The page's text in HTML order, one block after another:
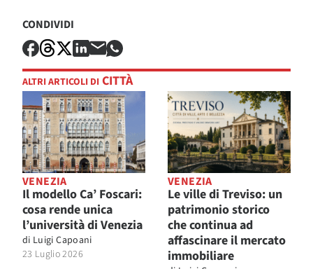
CONDIVIDI
ALTRI ARTICOLI DI CITTÀ
VENEZIA
Il modello Ca’ Foscari:
cosa rende unica
l’università di Venezia
di Luigi Capoani
23 Luglio 2026
VENEZIA
Le ville di Treviso: un
patrimonio storico
che continua ad
affascinare il mercato
immobiliare